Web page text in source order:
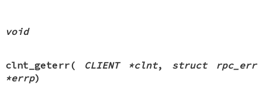
void
clnt_geterr( CLIENT *clnt, struct rpc_err
*errp)